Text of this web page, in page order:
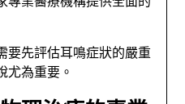
要先評估耳鳴症狀的嚴重
尤為重要。